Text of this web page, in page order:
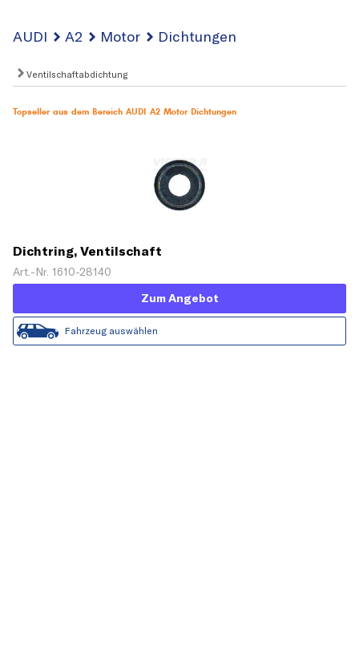
AUDI A2 Motor Dichtungen
Ventilschaftabdichtung
Topseller aus dem Bereich AUDI A2 Motor Dichtungen
Dichtring, Ventilschaft
Art.-Nr. 1610-28140
Zum Angebot
Fahrzeug auswählen